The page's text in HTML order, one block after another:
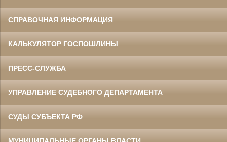
СПРАВОЧНАЯ ИНФОРМАЦИЯ
КАЛЬКУЛЯТОР ГОСПОШЛИНЫ
ПРЕСС-СЛУЖБА
УПРАВЛЕНИЕ СУДЕБНОГО ДЕПАРТАМЕНТА
СУДЫ СУБЪЕКТА РФ